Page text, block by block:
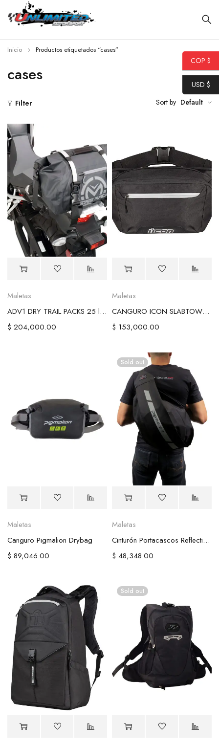
cases
Inicio Productos etiquetados “cases”
Filter Sort by Default
Maletas
ADV1 DRY TRAIL PACKS 25 liter
$ 204,000.00
Maletas
CANGURO ICON SLABTOWN SLINGBAG - BLACK
$ 153,000.00
Maletas
Canguro Pigmalion Drybag
$ 89,046.00
Sold out
Maletas
Cinturón Portacascos Reflectivo Para Moto Variado
$ 48,348.00
Sold out
COP $
USD $